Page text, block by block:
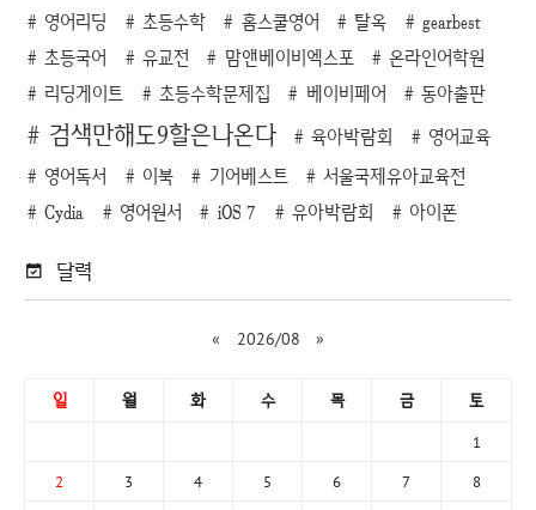
영어리딩
초등수학 홈스쿨영어 탈옥
gearbest
초등국어
유교전 맘앤베이비엑스포
온라인어학원
리딩게이트
초등수학문제집 베이비페어 동아출판
검색만해도9할은나온다 육아박람회
영어교육
영어독서
이북 기어베스트
서울국제유아교육전
Cydia
영어원서 iOS 7 유아박람회 아이폰
달력
« 2026/08 »
일 월 화 수 목 금 토
1
2 3 4 5 6 7 8